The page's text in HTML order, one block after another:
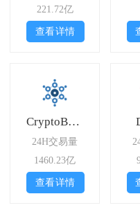
221.72亿
查看详情
CryptoBridge
24H交易量
1460.23亿
查看详情